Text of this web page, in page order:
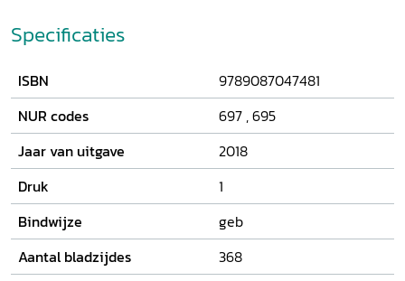
sluimerende onvrede onder (een deel van) de bevolking die
al niet resulteert in acties of verzet - is een constante
oorsprong in een waaier aan economische, sociale,
culturele en politieke processen. Dit boek zoomt in op het
onbehagen in de koloniale periode (1865-1945), de
postkoloniale periode (1945-1975) en de periode na de
onafhankelijkheid (1975-2015), waarbij de focus ligt op de
maatschappelijke processen, de achterliggende idealen en
de al dan niet bereikte veranderingen. Het laat zien hoe
Suriname voortdurend laveerde tussen zorg en hoop.
Specificaties
ISBN
9789087047481
NUR codes
697 ,695
Jaar van uitgave
2018
Druk
1
Bindwijze
geb
Aantal bladzijdes
368